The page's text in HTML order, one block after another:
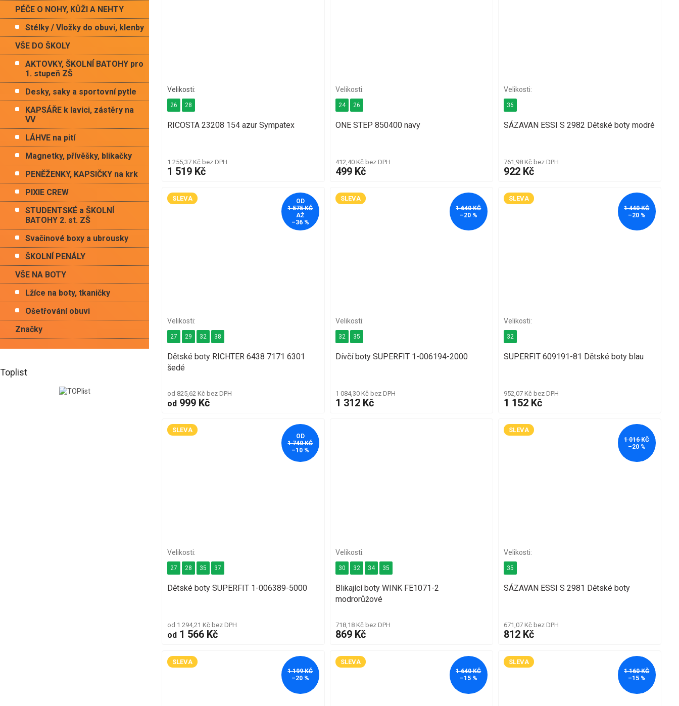
PÉČE O NOHY, KŮŽI A NEHTY
Stélky / Vložky do obuvi, klenby
VŠE DO ŠKOLY
AKTOVKY, ŠKOLNÍ BATOHY pro
1. stupeň ZŠ
Desky, saky a sportovní pytle
KAPSÁŘE k lavici, zástěry na
VV
LÁHVE na pití
Magnetky, přívěšky, blikačky
PENĚŽENKY, KAPSIČKY na krk
PIXIE CREW
STUDENTSKÉ a ŠKOLNÍ
BATOHY 2. st. ZŠ
Svačinové boxy a ubrousky
ŠKOLNÍ PENÁLY
VŠE NA BOTY
Lžíce na boty, tkaničky
Ošetřování obuvi
Značky
Toplist
RICOSTA 23208 154 azur Sympatex
1 255,37 Kč bez DPH
1 519 Kč
26 28
ONE STEP 850400 navy
412,40 Kč bez DPH
499 Kč
24 26
SÁZAVAN ESSI S 2982 Dětské boty modré
761,98 Kč bez DPH
922 Kč
36
SLEVA
OD
1 575 KČ
AŽ
–36 %
Dětské boty RICHTER 6438 7171 6301
šedé
od 825,62 Kč bez DPH
od 999 Kč
27 29 32 38
SLEVA
1 640 KČ
–20 %
Dívčí boty SUPERFIT 1-006194-2000
1 084,30 Kč bez DPH
1 312 Kč
32 35
SLEVA
1 440 KČ
–20 %
SUPERFIT 609191-81 Dětské boty blau
952,07 Kč bez DPH
1 152 Kč
32
SLEVA
OD
1 740 KČ
–10 %
Dětské boty SUPERFIT 1-006389-5000
od 1 294,21 Kč bez DPH
od 1 566 Kč
27 28 35 37
Blikající boty WINK FE1071-2
modrorůžové
718,18 Kč bez DPH
869 Kč
30 32 34 35
SLEVA
1 016 KČ
–20 %
SÁZAVAN ESSI S 2981 Dětské boty
671,07 Kč bez DPH
812 Kč
35
SLEVA
1 199 KČ
–20 %
SLEVA
1 640 KČ
–15 %
SLEVA
1 160 KČ
–15 %